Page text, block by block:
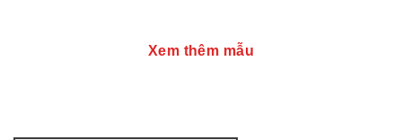
Xem thêm mẫu